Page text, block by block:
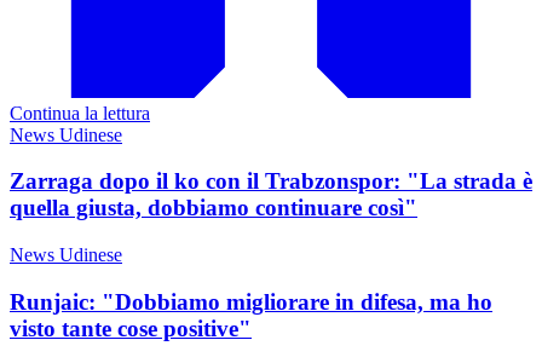
Continua la lettura
News Udinese
Zarraga dopo il ko con il Trabzonspor: "La strada è
quella giusta, dobbiamo continuare così"
News Udinese
Runjaic: "Dobbiamo migliorare in difesa, ma ho
visto tante cose positive"